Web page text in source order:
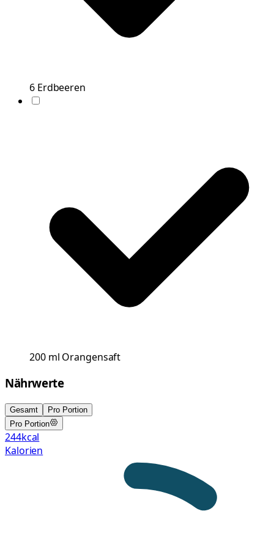
6 Erdbeeren
200 ml Orangensaft
Nährwerte
Gesamt
Pro Portion
Pro Portion
244kcal
Kalorien